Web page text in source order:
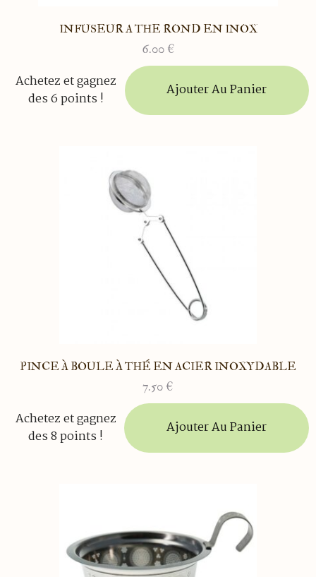
INFUSEUR A THE ROND EN INOX
6.00 €
Achetez et gagnez
des 6 points !
Ajouter Au Panier
PINCE À BOULE À THÉ EN ACIER INOXYDABLE
7.50 €
Achetez et gagnez
des 8 points !
Ajouter Au Panier